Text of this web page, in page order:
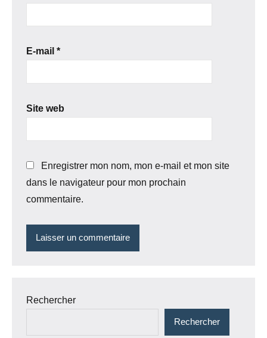
E-mail *
Site web
Enregistrer mon nom, mon e-mail et mon site
dans le navigateur pour mon prochain
commentaire.
Rechercher
Rechercher